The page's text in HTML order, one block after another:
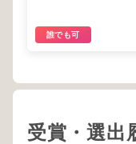
誰でも可
受賞・選出